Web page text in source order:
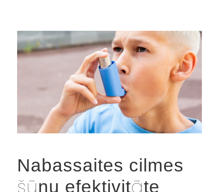
Nabassaites cilmes
šūnu efektivitāte